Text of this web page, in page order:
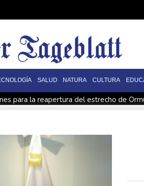
SALUD NATURA CULTURA
para la reapertura del estrecho de
Muere el padre de Lionel Messi a los
París obliga a usuarios de